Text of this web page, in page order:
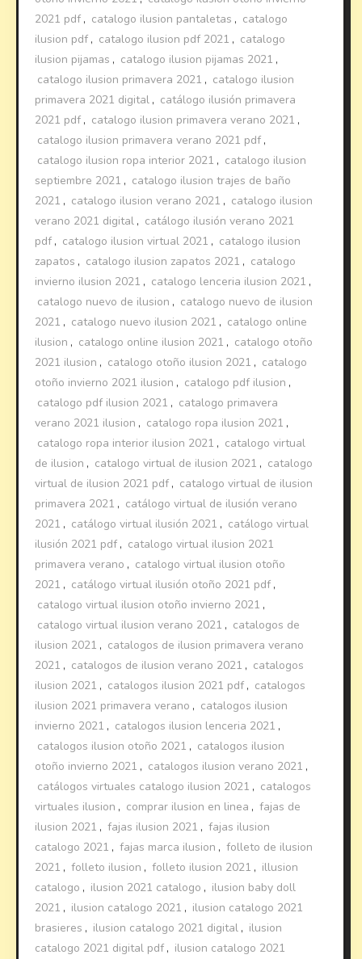
2021 pdf , catalogo ilusion pantaletas , catalogo
ilusion pdf , catalogo ilusion pdf 2021 , catalogo
ilusion pijamas , catalogo ilusion pijamas 2021 ,
catalogo ilusion primavera 2021 , catalogo ilusion
primavera 2021 digital , catálogo ilusión primavera
2021 pdf , catalogo ilusion primavera verano 2021 ,
catalogo ilusion primavera verano 2021 pdf ,
catalogo ilusion ropa interior 2021 , catalogo ilusion
septiembre 2021 , catalogo ilusion trajes de baño
2021 , catalogo ilusion verano 2021 , catalogo ilusion
verano 2021 digital , catálogo ilusión verano 2021
pdf , catalogo ilusion virtual 2021 , catalogo ilusion
zapatos , catalogo ilusion zapatos 2021 , catalogo
invierno ilusion 2021 , catalogo lenceria ilusion 2021 ,
catalogo nuevo de ilusion , catalogo nuevo de ilusion
2021 , catalogo nuevo ilusion 2021 , catalogo online
ilusion , catalogo online ilusion 2021 , catalogo otoño
2021 ilusion , catalogo otoño ilusion 2021 , catalogo
otoño invierno 2021 ilusion , catalogo pdf ilusion ,
catalogo pdf ilusion 2021 , catalogo primavera
verano 2021 ilusion , catalogo ropa ilusion 2021 ,
catalogo ropa interior ilusion 2021 , catalogo virtual
de ilusion , catalogo virtual de ilusion 2021 , catalogo
virtual de ilusion 2021 pdf , catalogo virtual de ilusion
primavera 2021 , catálogo virtual de ilusión verano
2021 , catálogo virtual ilusión 2021 , catálogo virtual
ilusión 2021 pdf , catalogo virtual ilusion 2021
primavera verano , catalogo virtual ilusion otoño
2021 , catálogo virtual ilusión otoño 2021 pdf ,
catalogo virtual ilusion otoño invierno 2021 ,
catalogo virtual ilusion verano 2021 , catalogos de
ilusion 2021 , catalogos de ilusion primavera verano
2021 , catalogos de ilusion verano 2021 , catalogos
ilusion 2021 , catalogos ilusion 2021 pdf , catalogos
ilusion 2021 primavera verano , catalogos ilusion
invierno 2021 , catalogos ilusion lenceria 2021 ,
catalogos ilusion otoño 2021 , catalogos ilusion
otoño invierno 2021 , catalogos ilusion verano 2021 ,
catálogos virtuales catalogo ilusion 2021 , catalogos
virtuales ilusion , comprar ilusion en linea , fajas de
ilusion 2021 , fajas ilusion 2021 , fajas ilusion
catalogo 2021 , fajas marca ilusion , folleto de ilusion
2021 , folleto ilusion , folleto ilusion 2021 , illusion
catalogo , ilusion 2021 catalogo , ilusion baby doll
2021 , ilusion catalogo 2021 , ilusion catalogo 2021
brasieres , ilusion catalogo 2021 digital , ilusion
catalogo 2021 digital pdf , ilusion catalogo 2021